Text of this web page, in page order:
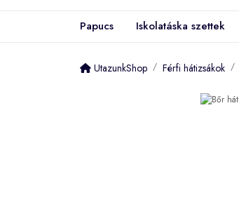
Papucs Iskolatáska szettek
UtazunkShop Férfi hátizsákok